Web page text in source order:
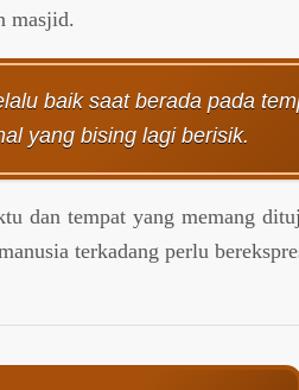
masjid.
baik saat berada pada
yang bising lagi berisik.
dan tempat yang memang
terkadang perlu